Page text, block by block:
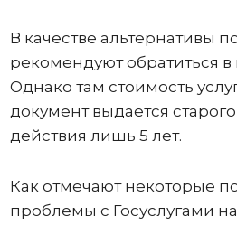
В качестве альтернативы
рекомендуют обратиться
Однако там стоимость
документ выдается
действия лишь 5 лет.
Как отмечают некоторые
проблемы с Госуслугами